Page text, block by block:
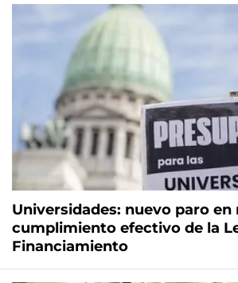
Universidades: nuevo paro en
cumplimiento efectivo de la
Financiamiento